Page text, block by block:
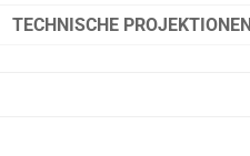
TECHNISCHE PROJEKTIONEN